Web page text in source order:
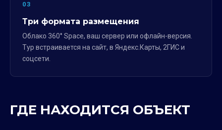
03
Три формата размещения
Облако 360° Space, ваш сервер или офлайн-версия.
Тур встраивается на сайт, в Яндекс.Карты, 2ГИС и
соцсети.
ГДЕ НАХОДИТСЯ ОБЪЕКТ